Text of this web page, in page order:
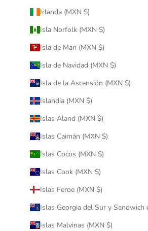
Irlanda (MXN $)
Isla Norfolk (MXN $)
Isla de Man (MXN $)
Isla de Navidad (MXN $)
Isla de la Ascensión (MXN $)
Islandia (MXN $)
Islas Aland (MXN $)
Islas Caimán (MXN $)
Islas Cocos (MXN $)
Islas Cook (MXN $)
Islas Feroe (MXN $)
Islas Malvinas (MXN $)